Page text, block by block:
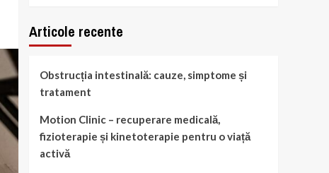
Articole recente
Obstrucția intestinală: cauze, simptome și
tratament
Motion Clinic – recuperare medicală,
fizioterapie și kinetoterapie pentru o viață
activă